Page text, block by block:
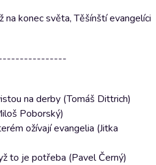
na konec světa, Těšínští evangelíci
na derby (Tomáš Dittrich)
Poborský)
ožívají evangelia (Jitka
to je potřeba (Pavel Černý)